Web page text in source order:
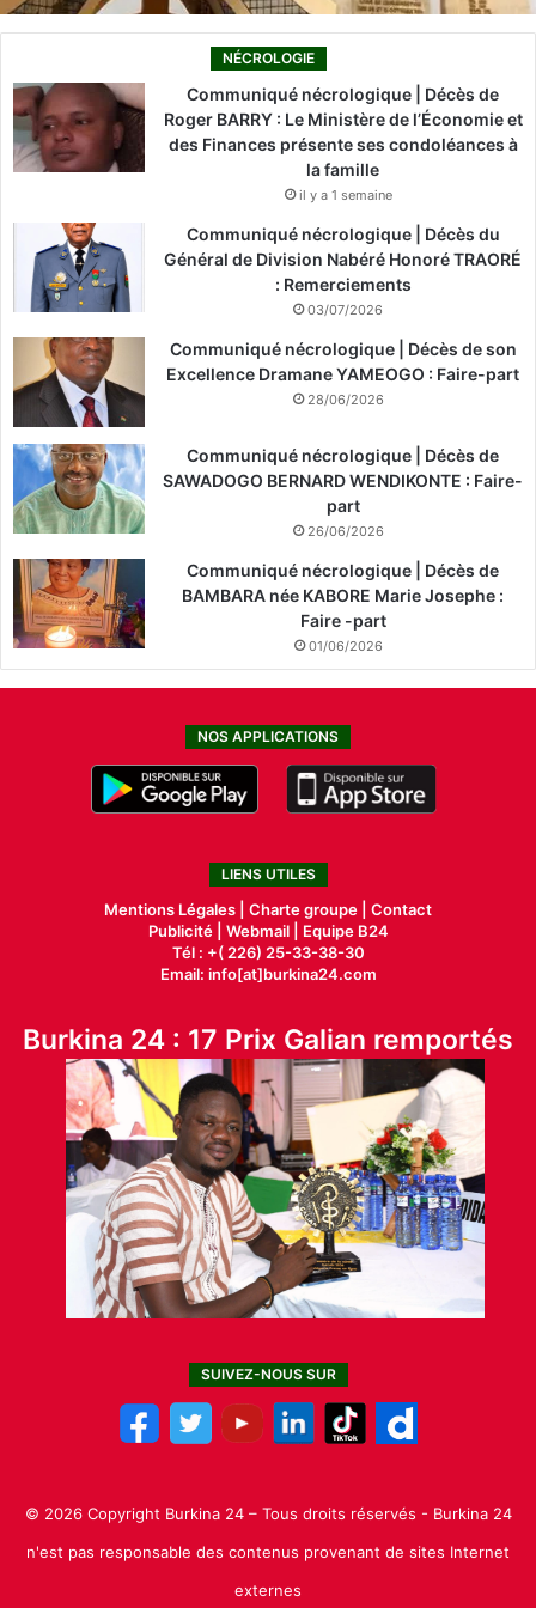
NÉCROLOGIE
Communiqué nécrologique | Décès de
Roger BARRY : Le Ministère de l’Économie et
des Finances présente ses condoléances à
la famille
il y a 1 semaine
Communiqué nécrologique | Décès du
Général de Division Nabéré Honoré TRAORÉ
: Remerciements
03/07/2026
Communiqué nécrologique | Décès de son
Excellence Dramane YAMEOGO : Faire-part
28/06/2026
Communiqué nécrologique | Décès de
SAWADOGO BERNARD WENDIKONTE : Faire-
part
26/06/2026
Communiqué nécrologique | Décès de
BAMBARA née KABORE Marie Josephe :
Faire -part
01/06/2026
NOS APPLICATIONS
LIENS UTILES
Mentions Légales | Charte groupe | Contact
Publicité| Webmail |
Equipe B24
Tél : +( 226) 25-33-38-30
Email: info[at]burkina24.com
Burkina 24 : 17 Prix Galian remportés
SUIVEZ-NOUS SUR
© 2026 Copyright Burkina 24 – Tous droits réservés - Burkina 24
n'est pas responsable des contenus provenant de sites Internet
externes